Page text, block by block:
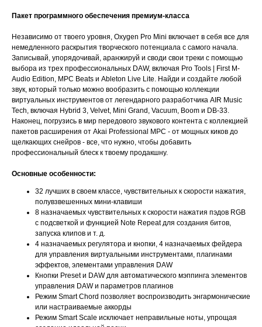
Пакет программного обеспечения премиум-класса
Независимо от твоего уровня, Oxygen Pro Mini включает в себя все для
немедленного раскрытия творческого потенциала с самого начала.
Записывай, упорядочивай, аранжируй и своди свои треки с помощью
выбора из трех профессиональных DAW, включая Pro Tools | First M-
Audio Edition, MPC Beats и Ableton Live Lite. Найди и создайте любой
звук, который только можно вообразить с помощью коллекции
виртуальных инструментов от легендарного разработчика AIR Music
Tech, включая Hybrid 3, Velvet, Mini Grand, Vacuum, Boom и DB-33.
Наконец, погрузись в мир передового звукового контента с коллекцией
пакетов расширения от Akai Professional MPC - от мощных киков до
щелкающих снейров - все, что нужно, чтобы добавить
профессиональный блеск к твоему продакшну.
Основные особенности:
32 лучших в своем классе, чувствительных к скорости нажатия,
полувзвешенных мини-клавиши
8 назначаемых чувствительных к скорости нажатия пэдов RGB
с подсветкой и функцией Note Repeat для создания битов,
запуска клипов и т. д.
4 назначаемых регулятора и кнопки, 4 назначаемых фейдера
для управления виртуальными инструментами, плагинами
эффектов, элементами управления DAW
Кнопки Preset и DAW для автоматического мэппинга элементов
управления DAW и параметров плагинов
Режим Smart Chord позволяет воспроизводить энгармонические
или настраиваемые аккорды
Режим Smart Scale исключает неправильные ноты, упрощая